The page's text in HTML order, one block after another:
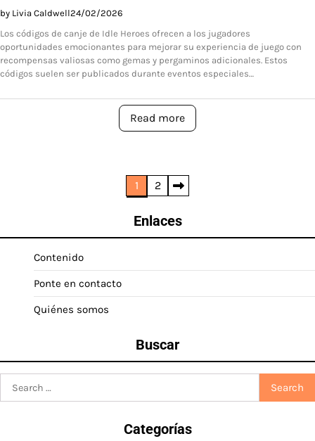
by Livia Caldwell24/02/2026
Los códigos de canje de Idle Heroes ofrecen a los jugadores
oportunidades emocionantes para mejorar su experiencia de juego con
recompensas valiosas como gemas y pergaminos adicionales. Estos
códigos suelen ser publicados durante eventos especiales…
Read more
1 2
Enlaces
Contenido
Ponte en contacto
Quiénes somos
Buscar
for:
Categorías